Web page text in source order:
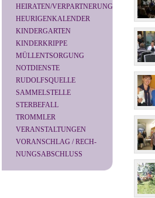
HEIRATEN/VERPARTNERUNG
HEURIGENKALENDER
KINDERGARTEN
KINDERKRIPPE
MÜLLENTSORGUNG
NOTDIENSTE
RUDOLFSQUELLE
SAMMELSTELLE
STERBEFALL
TROMMLER
VERANSTALTUNGEN
VORANSCHLAG / RECH-
NUNGSABSCHLUSS